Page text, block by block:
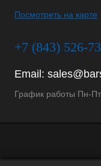
Посмотреть на карте
+7 (843) 526-
Email:
График работы Пн-